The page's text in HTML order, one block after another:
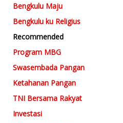
Bengkulu Maju
Bengkulu ku Religius
Recommended
Program MBG
Swasembada Pangan
Ketahanan Pangan
TNI Bersama Rakyat
Investasi